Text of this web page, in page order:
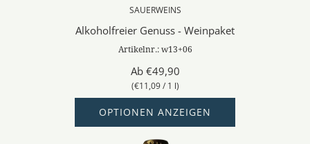
SAUERWEINS
Alkoholfreier Genuss - Weinpaket
Artikelnr.: w13+06
Ab €49,90
(€11,09 / 1 l)
OPTIONEN ANZEIGEN